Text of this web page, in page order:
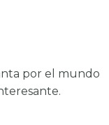
por el mundo